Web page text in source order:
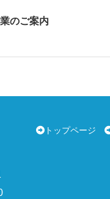
のご案内
トップページ